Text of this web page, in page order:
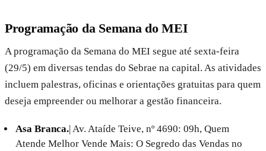
Programação da Semana do MEI
A programação da Semana do MEI segue até sexta-feira
(29/5) em diversas tendas do Sebrae na capital. As atividades
incluem palestras, oficinas e orientações gratuitas para quem
deseja empreender ou melhorar a gestão financeira.
Asa Branca.| Av. Ataíde Teive, nº 4690: 09h, Quem
Atende Melhor Vende Mais: O Segredo das Vendas no